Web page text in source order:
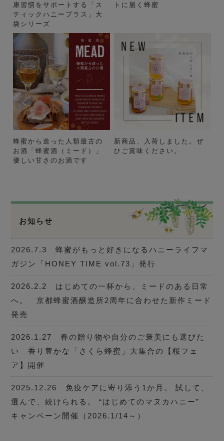
康習慣をサポートする「ス
ティックハニープラス」大
袋シリーズ
トに届く蜂蜜
蜂蜜から造った人類最古の
お酒「蜂蜜酒（ミード）」
優しい甘さのお酒です
新商品、入荷しました。ぜ
ひご賞味ください。
お知らせ
2026.7.3 蜂蜜がもっと好きになるハニーライフマ
ガジン「HONEY TIME vol.73」発行
2026.2.2 はじめての一杯から、ミードのある日常
へ。 京都蜂蜜酒醸造所2周年に合わせた新作ミード
発売
2026.1.27 春の贈り物や自分のご褒美にも選びた
い 香り豊かな「さくら蜂蜜」大集合の【桜フェ
ア】開催
2025.12.26 免疫ケアに寄り添う1か月。 試して、
選んで、続けられる。 “はじめてのマヌカハニー”
キャンペーン開催（2026.1/14～）